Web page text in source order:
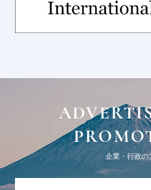
企業・行政の